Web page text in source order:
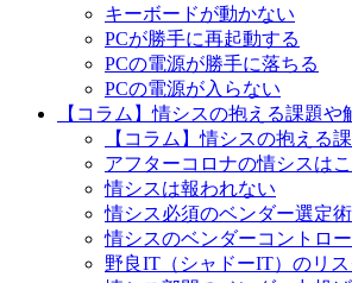
キーボードが動かない
PCが勝手に再起動する
PCの電源が勝手に落ちる
PCの電源が入らない
【コラム】情シスの抱える課題や
【コラム】情シスの抱える
アフターコロナの情シスは
情シスは報われない
情シス必須のベンダー選定術
情シスのベンダーコントロ
野良IT（シャドーIT）のリ